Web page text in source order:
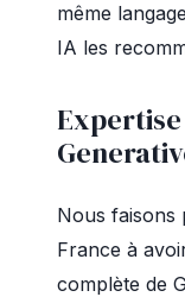
même
IA les
Nous faisons
France à
complète de